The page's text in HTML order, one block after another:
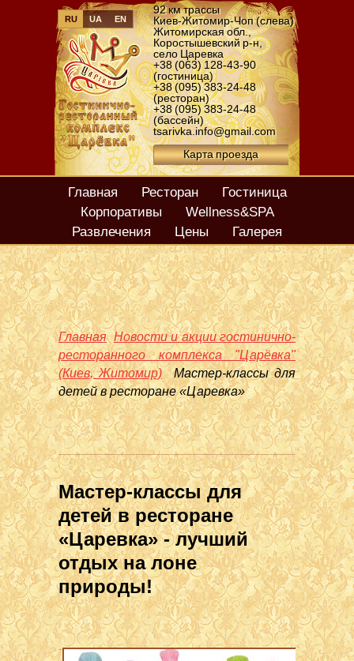
92 км трассы
Киев-Житомир-Чоп (слева)
Житомирская обл.,
Коростышевский р-н,
село Царевка
+38 (063) 128-43-90
(гостиница)
+38 (095) 383-24-48
(ресторан)
+38 (095) 383-24-48
(бассейн)
tsarivka.info@gmail.com
Карта проезда
RU UA EN
Главная Ресторан
Гостиница
Корпоративы
Wellness&SPA
Развлечения
Цены Галерея
Главная Новости и акции гостинично-
ресторанного комплекса "Царёвка"
(Киев, Житомир)
Мастер-классы для
детей в ресторане «Царевка»
Мастер-классы для
детей в ресторане
«Царевка» - лучший
отдых на лоне
природы!